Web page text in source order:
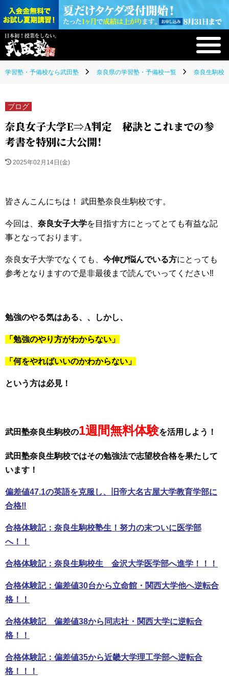
学習塾・予備校なら武田塾 奈良県の学習塾・予備校一覧 奈良生駒校(
ブログ
奈良女子大学E⇒A判定 秘訣とこれまでの参
考書を特別に大公開！
2025年02月14日(金)
皆さんこんにちは！ 武田塾奈良生駒校です。
今回は、 奈良女子大学を目指す方にとってとても有益な記
事となっております。
奈良女子大学でなくても、 今伸び悩んでいる方にとっても
参考となりますので是非最後まで読んでいってください‼
勉強のやる気はある、、しかし、
「勉強のやり方がわからない」
「何をやればいいのかわからない」
という方は必見！
武田塾奈良生駒校の1週間無料体験を活用しよう！
武田塾奈良生駒校ではその勉強法で志望校合格を果たして
います！
偏差値47.1の英語を克服し、旧帝大名古屋大学教育学部に
合格‼
合格体験記：奈良生駒校塾生！努力の末ついに医学部
へ！！
合格体験記：奈良生駒校生 金沢大学医学部へ進学！！！
合格体験記：偏差値30台から立命館・関西大学他へ逆転合
格！！
合格体験記 偏差値38から同志社・関西大学に逆転合
格！！
合格体験記：偏差値35から近畿大学理工学部へ逆転合
格！！！